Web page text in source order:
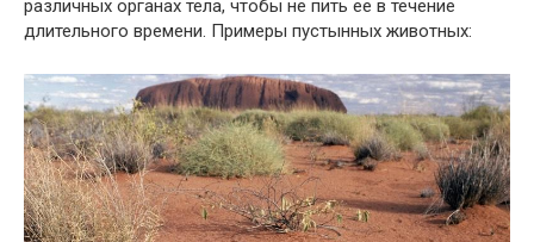
различных органах тела, чтобы не пить ее в течение
длительного времени. Примеры пустынных животных: